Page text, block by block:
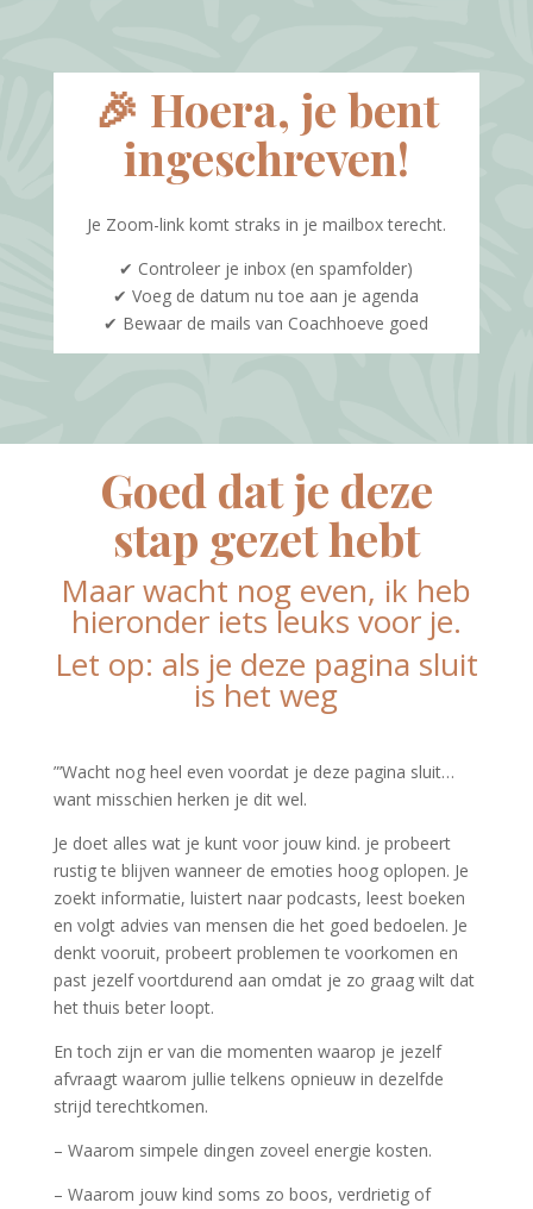
🎉 Hoera, je bent
ingeschreven!
Je Zoom-link komt straks in je mailbox terecht.
✔ Controleer je inbox (en spamfolder)
✔ Voeg de datum nu toe aan je agenda
✔ Bewaar de mails van Coachhoeve goed
Goed dat je deze
stap gezet hebt
Maar wacht nog even, ik heb
hieronder iets leuks voor je.
Let op: als je deze pagina sluit
is het weg
”’Wacht nog heel even voordat je deze pagina sluit…
want misschien herken je dit wel.
Je doet alles wat je kunt voor jouw kind. je probeert
rustig te blijven wanneer de emoties hoog oplopen. Je
zoekt informatie, luistert naar podcasts, leest boeken
en volgt advies van mensen die het goed bedoelen. Je
denkt vooruit, probeert problemen te voorkomen en
past jezelf voortdurend aan omdat je zo graag wilt dat
het thuis beter loopt.
En toch zijn er van die momenten waarop je jezelf
afvraagt waarom jullie telkens opnieuw in dezelfde
strijd terechtkomen.
– Waarom simpele dingen zoveel energie kosten.
– Waarom jouw kind soms zo boos, verdrietig of